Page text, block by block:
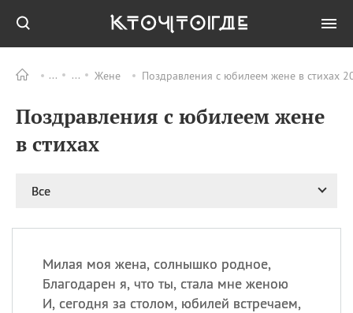
Жене Поздравления с юбилеем жене в стихах
Поздравления с юбилеем жене
в стихах
Все
Милая моя жена, солнышко родное,
Благодарен я, что ты, стала мне женою
И, сегодня за столом, юбилей встречаем,
ПРАЗДНИКИ Все
11.08 Рождество святителя
Николая Чудотворца
праздник
12.08 День
Военно‑воздушных сил
(День ВВС) РФ